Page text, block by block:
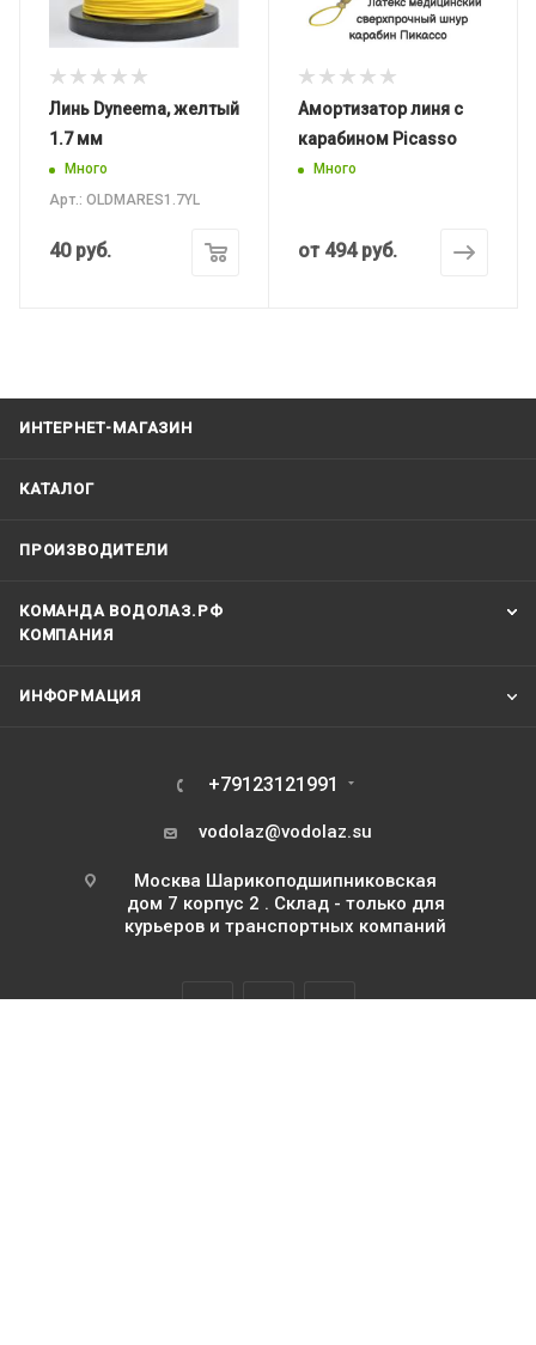
Линь Dyneema, желтый
1.7 мм
Много
Арт.: OLDMARES1.7YL
40руб.
Амортизатор линя с
карабином Picasso
Много
от 494 руб.
ИНТЕРНЕТ-МАГАЗИН
КАТАЛОГ
ПРОИЗВОДИТЕЛИ
КОМАНДА ВОДОЛАЗ.РФ
КОМПАНИЯ
ИНФОРМАЦИЯ
+79123121991
vodolaz@vodolaz.su
Москва Шарикоподшипниковская
дом 7 корпус 2 . Склад - только для
курьеров и транспортных компаний